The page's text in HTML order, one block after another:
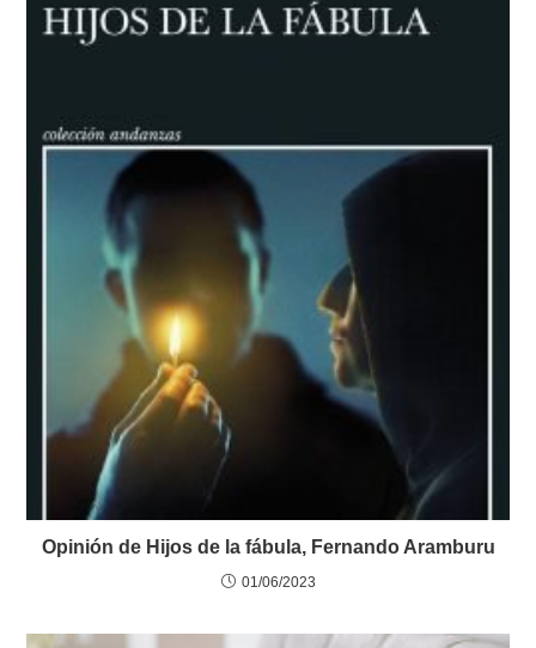
Opinión de Hijos de la fábula, Fernando Aramburu
01/06/2023